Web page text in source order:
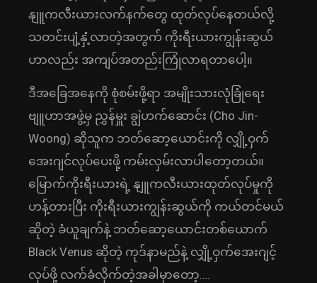
နျူကလီးယားလက်နက်တွေ ထုတ်လုပ်နေတယ်လို့
သတင်းပျံ့နှံ့လာတဲ့အတွက် ကိုးရီးယားကျွန်းဆွယ်
ဟာလည်း အကျပ်အတည်းကြုံလာရတာပေါ့။
ဒီအခြေအနေကို စုံစမ်းဖို့ရာ အမျိုးသားလုံခြုံရေး
ဗျူဟာအဖွဲ့မှ ညွှန်မှူး ချွဲဟက်ဆောင်း (Cho Jin-
Woong) ဆိုသူက ဘတ်ဆော့ယောင်းကို လျှို့ဝှက်
အေးဂျင်လုပ်ပေးဖို့ ကမ်းလှမ်းလာပါတော့တယ်။
မြောက်ကိုးရီးယားရဲ့ နျူကလီးယားထုတ်လုပ်မှုကို
ဟန့်တားပြီး ကိုးရီးယားကျွန်းဆွယ်ကို ကယ်တင်မယ်
ဆိုတဲ့ ခံယူချက်နဲ့ ဘတ်ဆော့ယောင်းတစ်ယောက်
Black Venus ဆိုတဲ့ ကုဒ်နာမည်နဲ့ လျှို့ဝှက်အေးဂျင့်
လုပ်ဖို့ လက်ခံလိုက်တဲ့အခါမှာတော့….